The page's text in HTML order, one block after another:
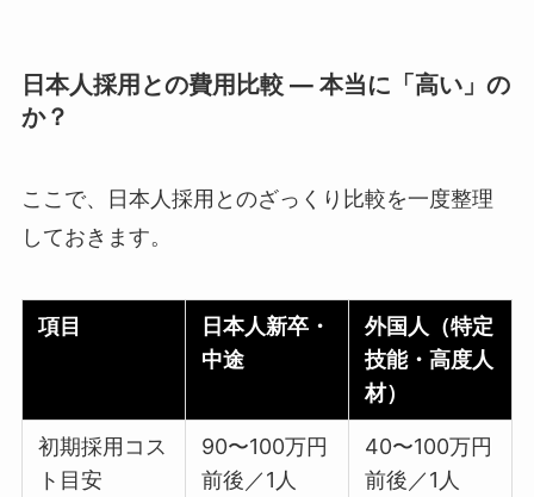
日本人採用との費用比較 ― 本当に「高い」の
か？
ここで、日本人採用とのざっくり比較を一度整理
しておきます。
項目
日本人新卒・
中途
外国人（特定
技能・高度人
材）
初期採用コス
ト目安
90〜100万円
前後／1人
40〜100万円
前後／1人